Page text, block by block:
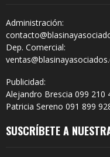
Administración:
Dep. Comercial:
Publicidad:
Alejandro Brescia 099 210
Patricia Sereno 091 899
SUSCRÍBETE A